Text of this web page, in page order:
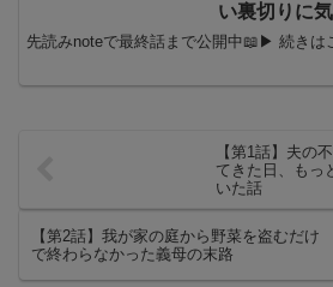
い裏切りに
先読みnoteで最終話まで公開中📖▶ 続きは
【第1話】夫の
てきた日、もっ
いた話
【第2話】我が家の庭から野菜を盗むだけ
で終わらなかった義母の末路